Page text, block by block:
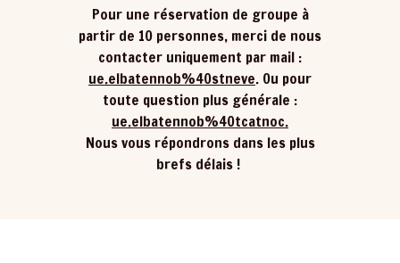
Pour une réservation de groupe à
partir de 10 personnes, merci de nous
contacter uniquement par mail :
ue.elbatennob%40stneve. Ou pour
toute question plus générale :
ue.elbatennob%40tcatnoc.
Nous vous répondrons dans les plus
brefs délais !